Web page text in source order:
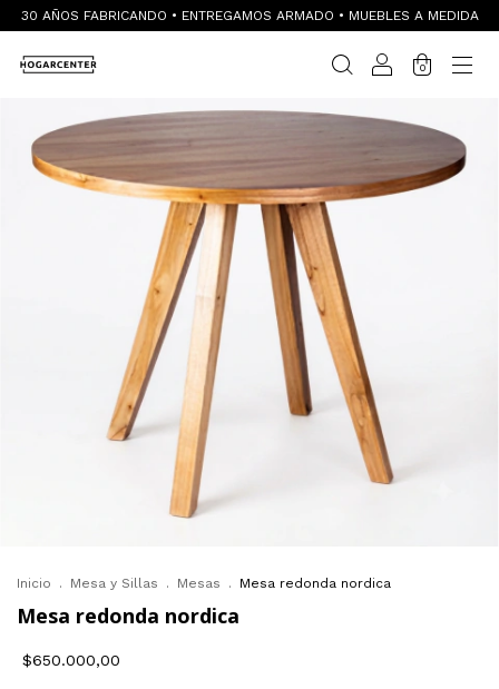
30 AÑOS FABRICANDO • ENTREGAMOS ARMADO • MUEBLES A MEDIDA
0
Inicio . Mesa y Sillas . Mesas . Mesa redonda nordica
Mesa redonda nordica
$650.000,00